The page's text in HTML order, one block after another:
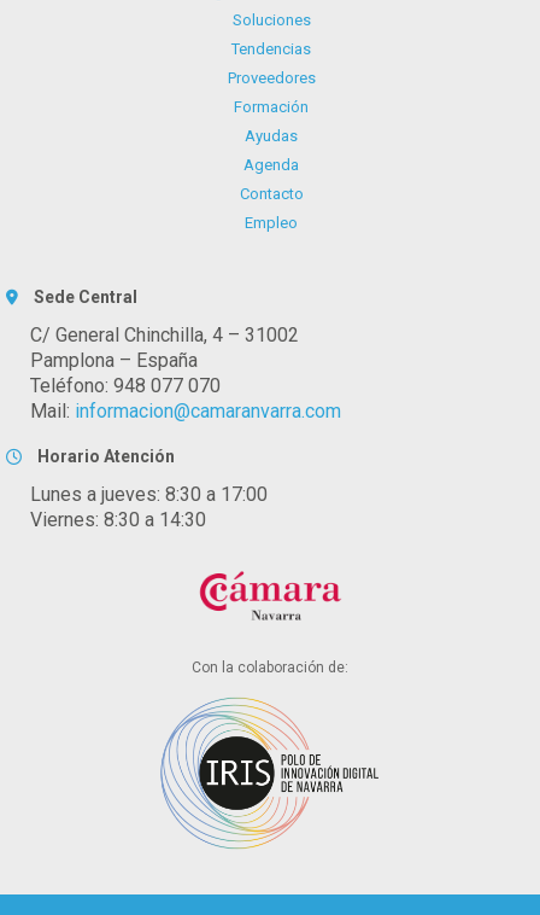
Soluciones
Tendencias
Proveedores
Formación
Ayudas
Agenda
Contacto
Empleo
Sede Central
C/ General Chinchilla, 4 – 31002
Pamplona – España
Teléfono: 948 077 070
Mail: informacion@camaranvarra.com
Horario Atención
Lunes a jueves: 8:30 a 17:00
Viernes: 8:30 a 14:30
Con la colaboración de: